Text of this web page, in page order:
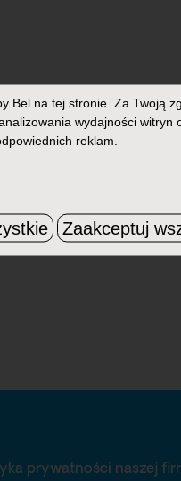
prywatności naszej
Bel na tej stronie. Za Twoją
wydajności witryn
reklam.
Zaakceptuj